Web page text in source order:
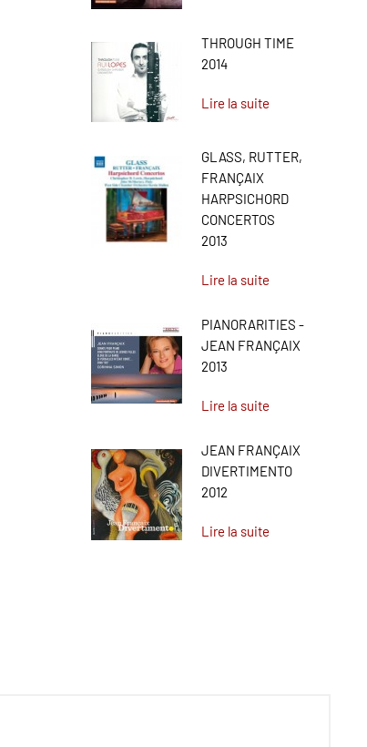
THROUGH TIME
2014
Lire la suite
GLASS, RUTTER,
FRANÇAIX
HARPSICHORD
CONCERTOS
2013
Lire la suite
PIANORARITIES -
JEAN FRANÇAIX
2013
Lire la suite
JEAN FRANÇAIX
DIVERTIMENTO
2012
Lire la suite